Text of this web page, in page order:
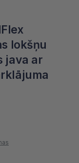
lokšņu
java ar